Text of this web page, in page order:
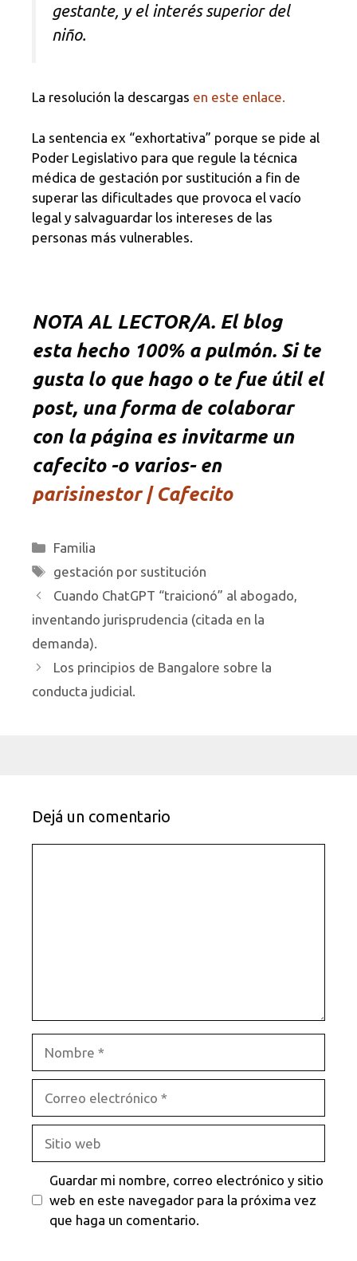
gestante, y el interés superior del
niño.
La resolución la descargas en este enlace.
La sentencia ex “exhortativa” porque se pide al
Poder Legislativo para que regule la técnica
médica de gestación por sustitución a fin de
superar las dificultades que provoca el vacío
legal y salvaguardar los intereses de las
personas más vulnerables.
NOTA AL LECTOR/A. El blog
esta hecho 100% a pulmón. Si te
gusta lo que hago o te fue útil el
post, una forma de colaborar
con la página es invitarme un
cafecito -o varios- en
parisinestor | Cafecito
Categorías
Familia
Etiquetas
gestación por sustitución
Cuando ChatGPT “traicionó” al abogado,
inventando jurisprudencia (citada en la
demanda).
Los principios de Bangalore sobre la
conducta judicial.
Dejá un comentario
electrónico
web
Guardar mi nombre, correo electrónico y sitio
web en este navegador para la próxima vez
que haga un comentario.